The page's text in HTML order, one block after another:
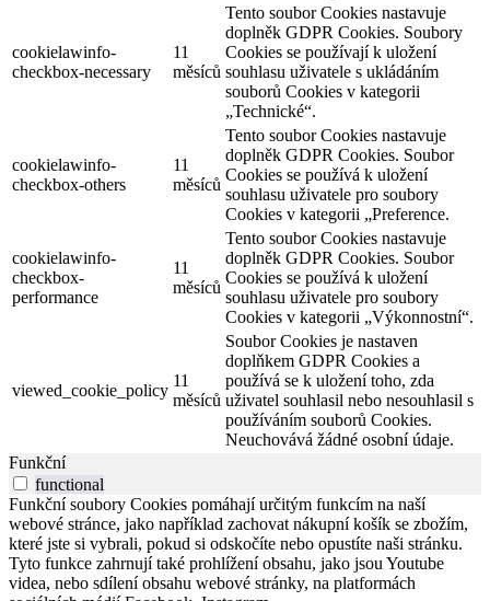
cookielawinfo-
checkbox-necessary
11
měsíců
Tento soubor Cookies nastavuje
doplněk GDPR Cookies. Soubory
Cookies se používají k uložení
souhlasu uživatele s ukládáním
souborů Cookies v kategorii
„Technické“.
cookielawinfo-
checkbox-others
11
měsíců
Tento soubor Cookies nastavuje
doplněk GDPR Cookies. Soubor
Cookies se používá k uložení
souhlasu uživatele pro soubory
Cookies v kategorii „Preference.
cookielawinfo-
checkbox-
performance
11
měsíců
Tento soubor Cookies nastavuje
doplněk GDPR Cookies. Soubor
Cookies se používá k uložení
souhlasu uživatele pro soubory
Cookies v kategorii „Výkonnostní“.
viewed_cookie_policy
11
měsíců
Soubor Cookies je nastaven
doplňkem GDPR Cookies a
používá se k uložení toho, zda
uživatel souhlasil nebo nesouhlasil s
používáním souborů Cookies.
Neuchovává žádné osobní údaje.
Funkční
functional
Funkční soubory Cookies pomáhají určitým funkcím na naší
webové stránce, jako například zachovat nákupní košík se zbožím,
které jste si vybrali, pokud si odskočíte nebo opustíte naši stránku.
Tyto funkce zahrnují také prohlížení obsahu, jako jsou Youtube
videa, nebo sdílení obsahu webové stránky, na platformách